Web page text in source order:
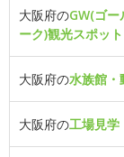
大阪府のGW(ゴー
ーク)観光スポット
大阪府の水族館・
大阪府の工場見学